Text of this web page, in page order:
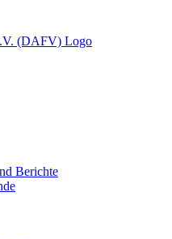
Berichte